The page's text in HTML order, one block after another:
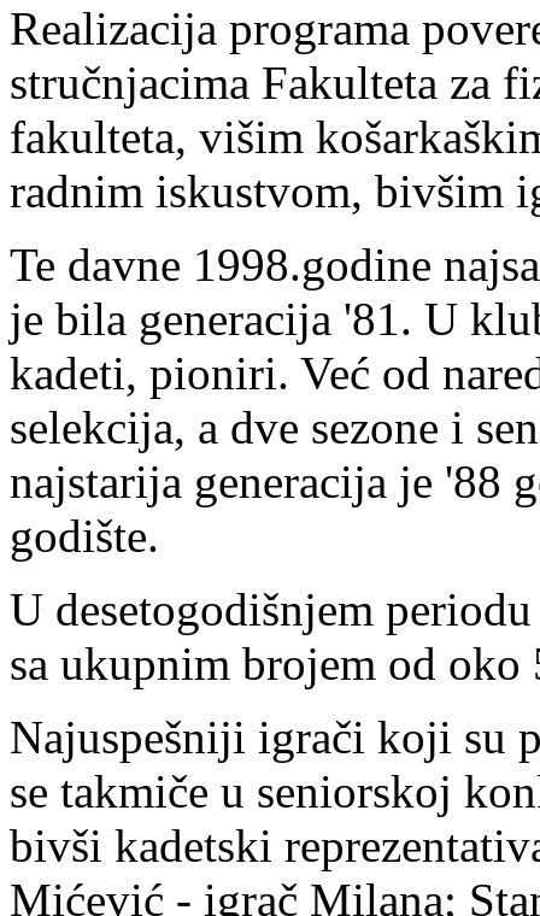
Realizacija programa
stručnjacima Fakulteta za
fakulteta, višim
radnim iskustvom, bivšim
Te davne 1998.godine
je bila generacija '81. U
kadeti, pioniri. Već od
selekcija, a dve sezone i
najstarija generacija je '88
godište.
U desetogodišnjem
sa ukupnim brojem od oko
Najuspešniji igrači koji su
se takmiče u seniorskoj
bivši kadetski
Mićević - igrač Milana;